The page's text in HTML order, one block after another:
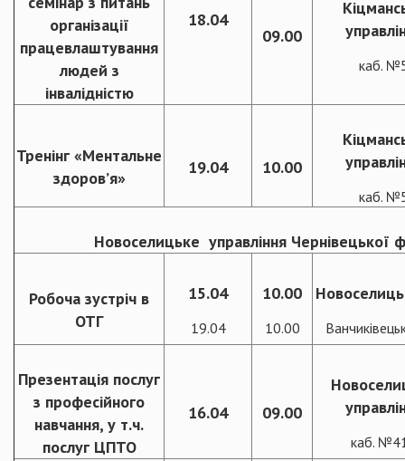
організації
працевлаштування
людей з
інвалідністю
18.04
09.00
каб.
Тренінг «Ментальне
здоров’я»
19.04 10.00
каб.
Новоселицьке управління Чернівецької
Робоча зустріч в
ОТГ
15.04
19.04
10.00
10.00
Презентація послуг
з професійного
навчання, у т.ч.
послуг ЦПТО
16.04 09.00
каб.